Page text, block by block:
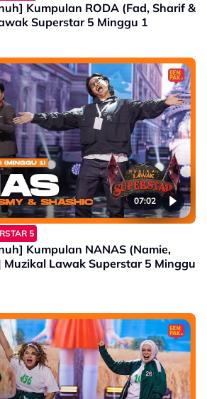
Kumpulan RODA (Fad, Sharif &
Superstar 5 Minggu 1
07:02
5
Kumpulan NANAS (Namie,
Muzikal Lawak Superstar 5 Minggu